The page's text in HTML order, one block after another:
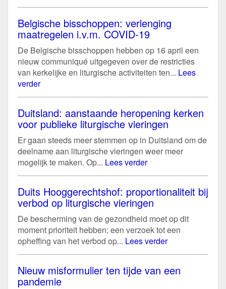
Belgische bisschoppen: verlenging
maatregelen i.v.m. COVID-19
De Belgische bisschoppen hebben op 16 april een
nieuw communiqué uitgegeven over de restricties
van kerkelijke en liturgische activiteiten ten... Lees
verder
Duitsland: aanstaande heropening kerken
voor publieke liturgische vieringen
Er gaan steeds meer stemmen op in Duitsland om de
deelname aan liturgische vieringen weer meer
mogelijk te maken. Op... Lees verder
Duits Hooggerechtshof: proportionaliteit bij
verbod op liturgische vieringen
De bescherming van de gezondheid moet op dit
moment prioriteit hebben; een verzoek tot een
opheffing van het verbod op... Lees verder
Nieuw misformulier ten tijde van een
pandemie